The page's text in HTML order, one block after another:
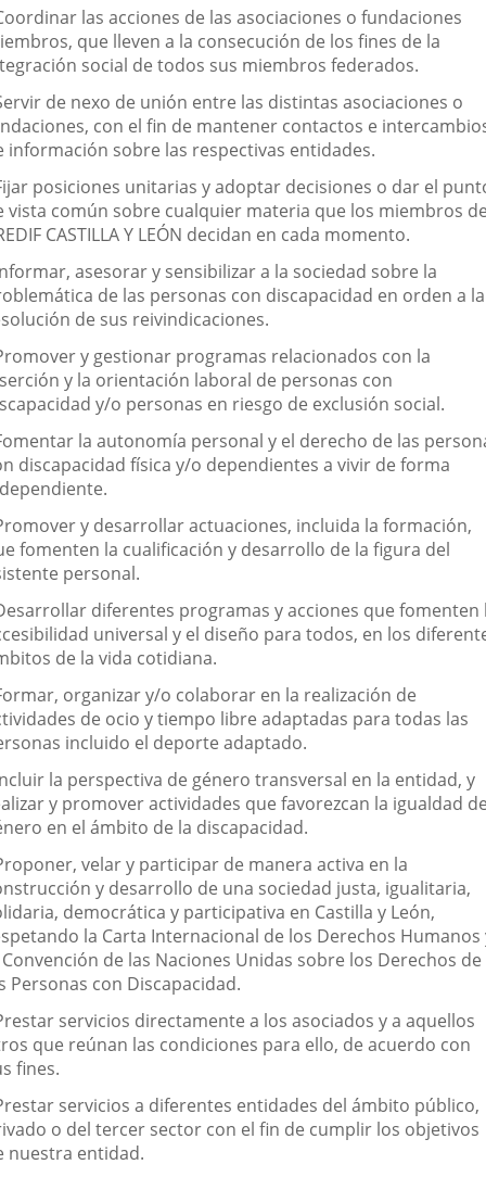
las acciones de las asociaciones o fundaciones
que lleven a la consecución de los fines de la
social de todos sus miembros federados.
de nexo de unión entre las distintas asociaciones o
con el fin de mantener contactos e
información sobre las respectivas entidades.
posiciones unitarias y adoptar decisiones o dar el
vista común sobre cualquier materia que los miembros
CASTILLA Y LEÓN decidan en cada momento.
asesorar y sensibilizar a la sociedad sobre la
de las personas con discapacidad en orden a la
de sus reivindicaciones.
y gestionar programas relacionados con la
y la orientación laboral de personas con
y/o personas en riesgo de exclusión social.
la autonomía personal y el derecho de las
discapacidad física y/o dependientes a vivir de forma
y desarrollar actuaciones, incluida la formación,
fomenten la cualificación y desarrollo de la figura del
personal.
diferentes programas y acciones que fomenten
universal y el diseño para todos, en los
de la vida cotidiana.
organizar y/o colaborar en la realización de
de ocio y tiempo libre adaptadas para todas las
incluido el deporte adaptado.
la perspectiva de género transversal en la entidad, y
y promover actividades que favorezcan la igualdad
en el ámbito de la discapacidad.
velar y participar de manera activa en la
y desarrollo de una sociedad justa, igualitaria,
democrática y participativa en Castilla y León,
la Carta Internacional de los Derechos Humanos
de las Naciones Unidas sobre los Derechos de
Personas con Discapacidad.
servicios directamente a los asociados y a aquellos
que reúnan las condiciones para ello, de acuerdo con
fines.
servicios a diferentes entidades del ámbito público,
o del tercer sector con el fin de cumplir los objetivos
nuestra entidad.